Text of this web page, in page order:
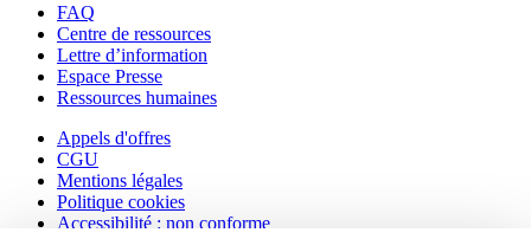
FAQ
Centre de ressources
Lettre d’information
Espace Presse
Ressources humaines
Appels d'offres
CGU
Mentions légales
Politique cookies
Accessibilité : non conforme